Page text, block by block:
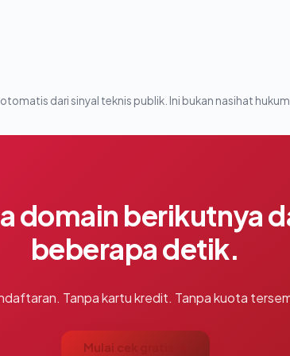
dari sinyal teknis publik. Ini bukan nasihat
domain berikutnya
beberapa detik.
Tanpa kartu kredit. Tanpa kuota
Mulai cek gratis →